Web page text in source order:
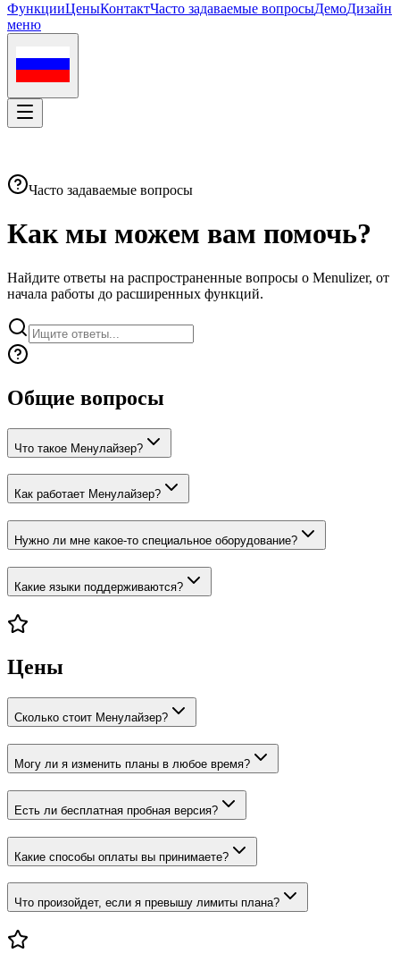
ФункцииЦеныКонтактЧасто задаваемые вопросыДемоДизайн
меню
Часто задаваемые вопросы
Как мы можем вам помочь?
Найдите ответы на распространенные вопросы о Menulizer, от
начала работы до расширенных функций.
Общие вопросы
Что такое Менулайзер?
Как работает Менулайзер?
Нужно ли мне какое-то специальное оборудование?
Какие языки поддерживаются?
Цены
Сколько стоит Менулайзер?
Могу ли я изменить планы в любое время?
Есть ли бесплатная пробная версия?
Какие способы оплаты вы принимаете?
Что произойдет, если я превышу лимиты плана?